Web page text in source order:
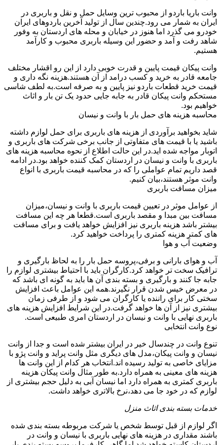
وانت باریا باردو از محبوب ترین وسایل حمل و نقل و باربری در
ایران به شمار می رود.چندین سال از تولید آخرین باردوهای ایران
خودرو می گذرد اما هنوز در خیابان و محله های اردستان به وفور
شاهد رفت و آمد و حضور این وسیله باربری محبوب و کارآمد
هستیم.
وانت پیکان قیمت پایین و قدرت خوبی دارد از این رو اقشار مختلف
جامعه قادر به خرید و کسب درامد از آن هستند.هزینه نگه داری و
قیمت خرید قطعات باردو نیز پایین و به صرفه است.به لطف شاسی
مستحکم وانت پیکان قادر به جابه جایی حدود یک تن بار و اثاث
خواهیم بود.
محاسبه هزینه های حمل بار با وانت و نیسان
شاید بخواهید برآوردی از هزینه های باربری برای حمل لوازم داشته
باشید یا با قیمت های متفاوتی از جانب برخی شرکت های باربری و
اتوبار مواجه شده اید.در این حالت اطلاع از نحوه محاسبه هزینه های
باربری با وانت و نیسان در اردستان کمک کننده خواهد بود.در ادامه
قصد داریم تمام عواملی را که در محاسبه قیمت باربری با انواع
وانت موثر هستند،بیان کنیم.
میزان مسافت باربری
از عوامل موثر در تعیین قیمت باربری با وانت و نیسان،میزان
مسافت بین مبدا و مقصد باربری است.قطعا هر چه این مسافت
بیشتر باشد هزینه باربری نیز افزایش خواهد یافت و برای مسافت
های کمتر هزینه کمتری را پرداخت خواهید کرد.
وضعیت آب و هوا
آب و هوای بارانی و برفی،پروسه حمل بار را به لحاظ بارگیری و
ترافیک سخت تر خواهد کرد.کارگران باید با احتیاط بیشتری لوازم را
جابه جا کنند و بارگیری و بسته بندی آن ها باید به گونه ای باشد که
در معرض خیس شدن قرار نگیرند.همه این عوامل باعث افزایش
سختی کار برای راننده یا کارگران می شود و از طرفی زمان
بیشتری نیز از آن ها خواهد گرفت.در این شرایط افزایش هزینه های
باربری نهایی با وانت و نیسان در اردستان امری طبیعی است.
نوع وانت انتخابی
تنوع وانت در چندسال خیر در ایران بیشتر شده است و جدا از وانت
نیسان و وانت پیکان،مدل های دیگری مثل وانت پراید و وانت پژو با
مزایای خاصی به تولید رسیده اند.انتخاب هر کدام از این وانت ها
هزینه های معینی به همراه دارد.به طور مثال وانت پیکان هزینه
باربری کمتری به همراه دارد اما نیسان آبی به دلیل حجم بیشتری از
لوازم که در خود جا می دهد،نرخ بالاتری خواهد داشت.
خدمات بسته بندی اثاث منزل
اگر لوازم از قبل توسط شخص یا شرکت مربوطه بسته بندی شده
باشند مقداری در هزینه های نهایی باربری با نیسان و وانت در